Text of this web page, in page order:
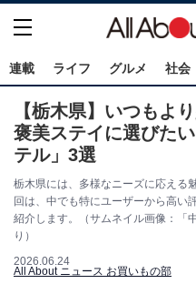
連載 ライフ グルメ 社会
【栃木県】いつもよ
褒美ステイに選びた
テル」3選
栃木県には、多様なニーズに応える
回は、中でも特にユーザーから高い
紹介します。（サムネイル画像：「
り）
2026.06.24
All About ニュース お買いもの部